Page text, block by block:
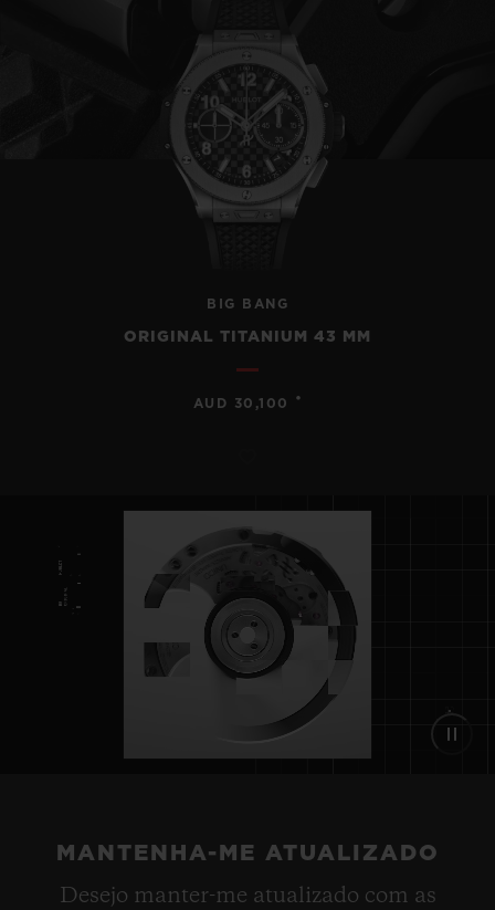
BIG BANG
ORIGINAL TITANIUM 43 MM
AUD 30,100 •
MANTENHA-ME ATUALIZADO
Desejo manter-me atualizado com as